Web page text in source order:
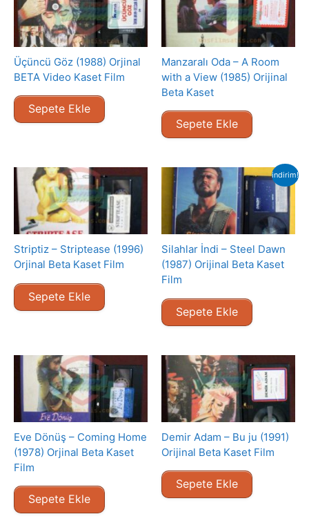
Üçüncü Göz (1988) Orjinal
BETA Video Kaset Film
Sepete Ekle
Manzaralı Oda – A Room
with a View (1985) Orijinal
Beta Kaset
Sepete Ekle
Striptiz – Striptease (1996)
Orjinal Beta Kaset Film
Sepete Ekle
indirim!
Silahlar İndi – Steel Dawn
(1987) Orijinal Beta Kaset
Film
Sepete Ekle
Eve Dönüş – Coming Home
(1978) Orjinal Beta Kaset
Film
Sepete Ekle
Demir Adam – Bu ju (1991)
Orijinal Beta Kaset Film
Sepete Ekle